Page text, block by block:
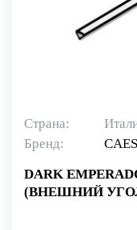
Страна:
Бренд:
DARK
(ВНЕШНИЙ